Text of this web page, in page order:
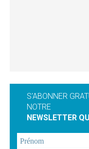
S'ABONNER
NOTRE
NEWSLETTER